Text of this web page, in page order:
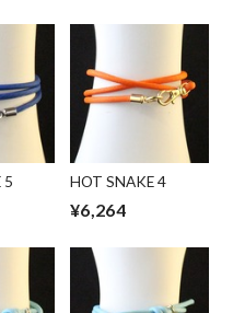
5 HOT SNAKE 4
¥6,264